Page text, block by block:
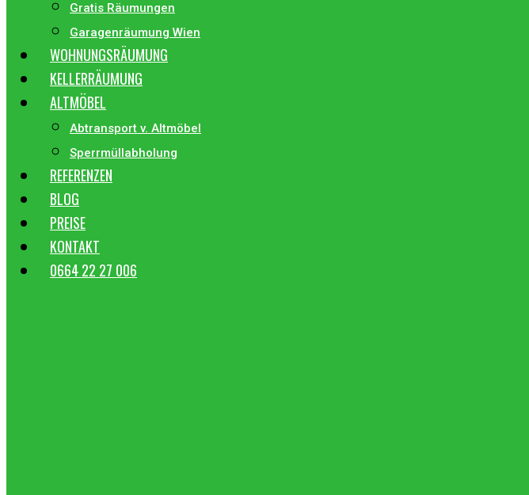
Gratis Räumungen
Garagenräumung Wien
WOHNUNGSRÄUMUNG
KELLERRÄUMUNG
ALTMÖBEL
Abtransport v. Altmöbel
Sperrmüllabholung
REFERENZEN
BLOG
PREISE
KONTAKT
0664 22 27 006